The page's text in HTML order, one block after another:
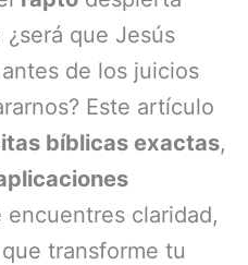
que Jesús
de los juicios
Este artículo
bíblicas exactas,
claridad,
transforme tu